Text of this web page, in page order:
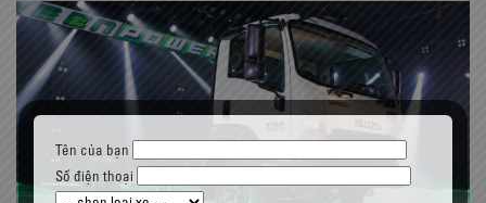
Tên của bạn
Số điện thoại